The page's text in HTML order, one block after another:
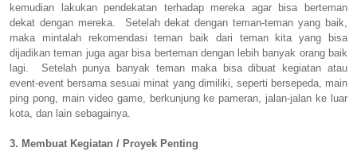
kemudian lakukan pendekatan terhadap mereka agar bisa berteman
dekat dengan mereka. Setelah dekat dengan teman-teman yang baik,
maka mintalah rekomendasi teman baik dari teman kita yang bisa
dijadikan teman juga agar bisa berteman dengan lebih banyak orang baik
lagi. Setelah punya banyak teman maka bisa dibuat kegiatan atau
event-event bersama sesuai minat yang dimiliki, seperti bersepeda, main
ping pong, main video game, berkunjung ke pameran, jalan-jalan ke luar
kota, dan lain sebagainya.
3. Membuat Kegiatan / Proyek Penting